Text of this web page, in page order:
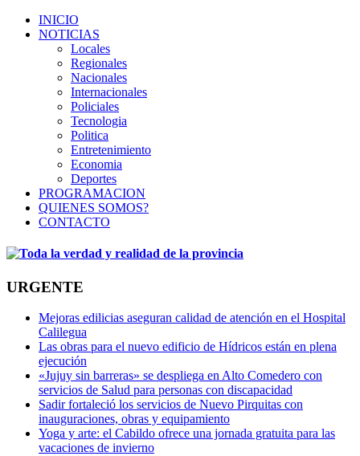
INICIO
NOTICIAS
Locales
Regionales
Nacionales
Internacionales
Policiales
Tecnologia
Politica
Entretenimiento
Economia
Deportes
PROGRAMACION
QUIENES SOMOS?
CONTACTO
URGENTE
Mejoras edilicias aseguran calidad de atención en el Hospital
Calilegua
Las obras para el nuevo edificio de Hídricos están en plena
ejecución
«Jujuy sin barreras» se despliega en Alto Comedero con
servicios de Salud para personas con discapacidad
Sadir fortaleció los servicios de Nuevo Pirquitas con
inauguraciones, obras y equipamiento
Yoga y arte: el Cabildo ofrece una jornada gratuita para las
vacaciones de invierno